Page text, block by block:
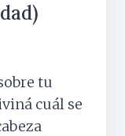
tu
cuál se